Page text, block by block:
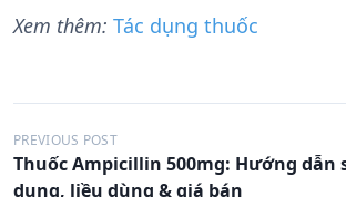
Xem thêm: Tác dụng thuốc
Đ
i
PREVIOUS POST
Thuốc Ampicillin 500mg: Hướng dẫn
dụng, liều dùng & giá bán